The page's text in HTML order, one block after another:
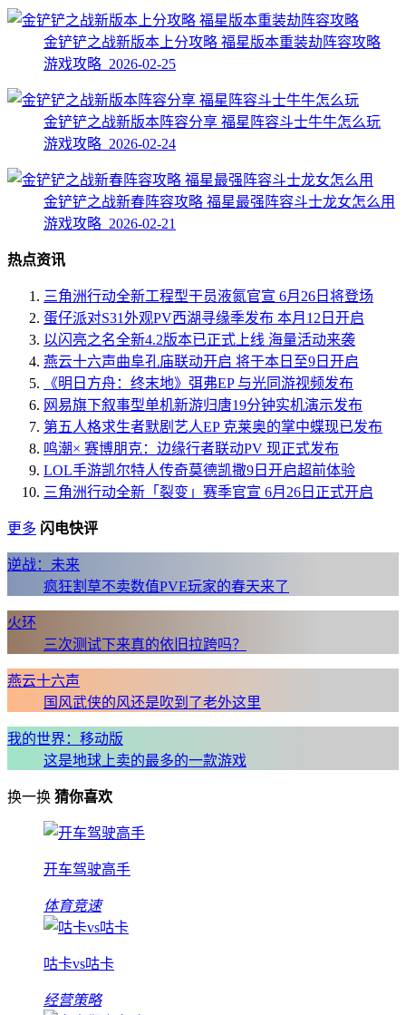
金铲铲之战新版本上分攻略 福星版本重装劫阵容攻略
游戏攻略 2026-02-25
金铲铲之战新版本阵容分享 福星阵容斗士牛牛怎么玩
游戏攻略 2026-02-24
金铲铲之战新春阵容攻略 福星最强阵容斗士龙女怎么用
游戏攻略 2026-02-21
热点资讯
三角洲行动全新工程型干员液氮官宣 6月26日将登场
蛋仔派对S31外观PV西湖寻缘季发布 本月12日开启
以闪亮之名全新4.2版本已正式上线 海量活动来袭
燕云十六声曲阜孔庙联动开启 将于本日至9日开启
《明日方舟：终末地》弭弗EP 与光同游视频发布
网易旗下叙事型单机新游归唐19分钟实机演示发布
第五人格求生者默剧艺人EP 克莱奥的掌中蝶现已发布
鸣潮× 赛博朋克：边缘行者联动PV 现正式发布
LOL手游凯尔特人传奇莫德凯撒9日开启超前体验
三角洲行动全新「裂变」赛季官宣 6月26日正式开启
更多 闪电快评
逆战：未来
疯狂割草不卖数值PVE玩家的春天来了
火环
三次测试下来真的依旧拉跨吗？
燕云十六声
国风武侠的风还是吹到了老外这里
我的世界：移动版
这是地球上卖的最多的一款游戏
换一换 猜你喜欢
开车驾驶高手
体育竞速
咕卡vs咕卡
经营策略